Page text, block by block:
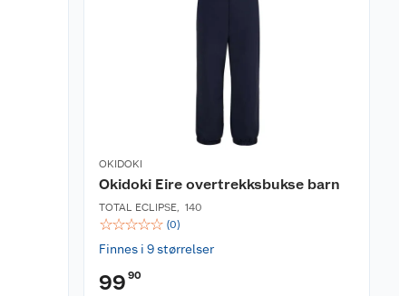
OKIDOKI
Okidoki Eire overtrekksbukse barn
TOTAL ECLIPSE, 140
☆☆☆☆☆ (0)
Finnes i 9 størrelser
99 90